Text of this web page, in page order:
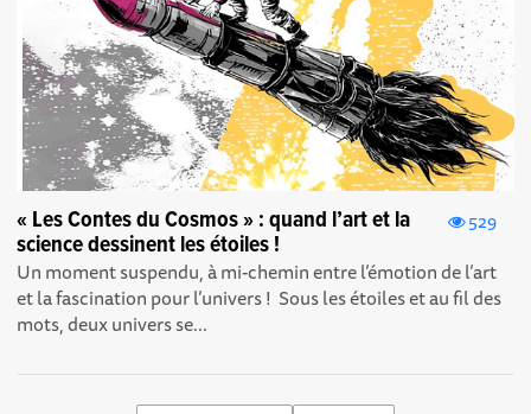
529
« Les Contes du Cosmos » : quand l’art et la
science dessinent les étoiles !
Un moment suspendu, à mi-chemin entre l’émotion de l’art
et la fascination pour l’univers ! Sous les étoiles et au fil des
mots, deux univers se...